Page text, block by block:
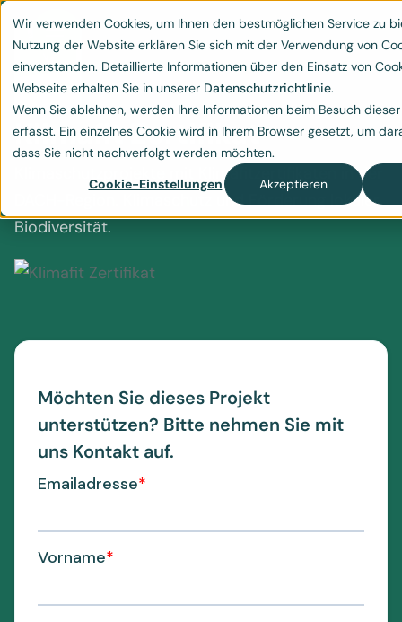
Wir verwenden Cookies, um Ihnen den bestmöglichen Service zu
Nutzung der Website erklären Sie sich mit der Verwendung von
einverstanden. Detaillierte Informationen über den Einsatz von
Webseite erhalten Sie in unserer Datenschutzrichtlinie.
Wenn Sie ablehnen, werden Ihre Informationen beim Besuch
erfasst. Ein einzelnes Cookie wird in Ihrem Browser gesetzt, um
dass Sie nicht nachverfolgt werden möchten.
Cookie-Einstellungen
Akzeptieren
Klimafit Zertifikat
Klimaschutzprojekte mit Klimafitzertifikaten in der
DACH-Region. Klimaschutz und Förderung lokaler
Biodiversität.
Möchten Sie dieses Projekt
unterstützen? Bitte nehmen Sie mit
uns Kontakt auf.